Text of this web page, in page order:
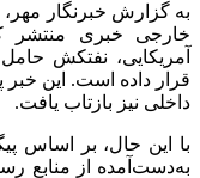
خارجی خبری منتشر
قرار داده است. این خبر
داخلی نیز بازتاب یافت.
با این حال، بر اساس
به‌دست‌آمده از منابع